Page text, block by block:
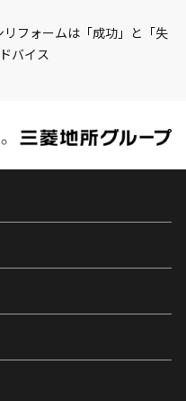
リフォームは「成功」と「失
バイス